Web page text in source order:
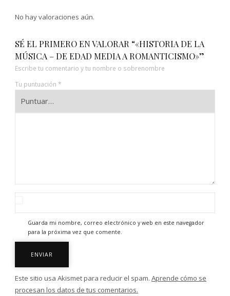
No hay valoraciones aún.
SÉ EL PRIMERO EN VALORAR “«HISTORIA DE LA
MÚSICA – DE EDAD MEDIA A ROMANTICISMO»”
Escribe tu comentario y tu nombre o sobrenombre
Tu puntuación *
Guarda mi nombre, correo electrónico y web en este navegador
para la próxima vez que comente.
Este sitio usa Akismet para reducir el spam. Aprende cómo se
procesan los datos de tus comentarios.